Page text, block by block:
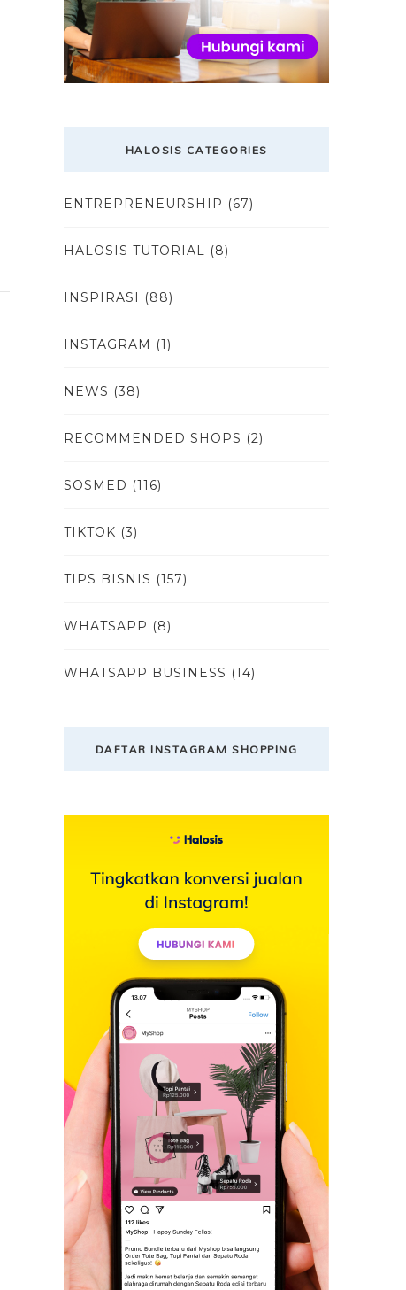
HALOSIS CATEGORIES
ENTREPRENEURSHIP (67)
HALOSIS TUTORIAL (8)
INSPIRASI (88)
INSTAGRAM (1)
NEWS (38)
RECOMMENDED SHOPS (2)
SOSMED (116)
TIKTOK (3)
TIPS BISNIS (157)
WHATSAPP (8)
WHATSAPP BUSINESS (14)
DAFTAR INSTAGRAM SHOPPING